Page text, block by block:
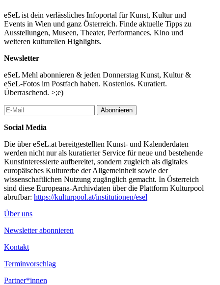
Neugestaltung der Praterstraße 2024 zeichnet 3:0
Landschaftsarchitektur verantwortlich.
Mit: Florian Kaps, Dogenhof; Martin Kohlbauer, Architekt; Ingrid
Lang, Hamakom; Felix Siegrist, Architekt; Lukas Willmann,
Kunstraum am Schauplatz; 3:0 Landschaft sarchitektur
Moderation: Maria Welzig, Az W
Eintrittspreise
Tickets: € 4,60 (vorab im Az W Shop oder vor Ort)
Treffpunkt:
14:45 1020, Praterstraße 15
Reservierung erforderlich:anmeldung@azw.at
...Mehr lesen
eSeL ist dein verlässliches Infoportal für Kunst, Kultur und
Events in Wien und ganz Österreich. Finde aktuelle Tipps zu
Ausstellungen, Museen, Theater, Performances, Kino und
weiteren kulturellen Highlights.
Newsletter
eSeL Mehl abonnieren & jeden Donnerstag Kunst, Kultur &
eSeL-Fotos im Postfach haben. Kostenlos. Kuratiert.
Überraschend. >;e)
Abonnieren
Social Media
Die über eSeL.at bereitgestellten Kunst- und Kalenderdaten
werden nicht nur als kuratierter Service für neue und bestehende
Kunstinteressierte aufbereitet, sondern zugleich als digitales
europäisches Kulturerbe der Allgemeinheit sowie der
wissenschaftlichen Nutzung zugänglich gemacht. In Österreich
sind diese Europeana-Archivdaten über die Plattform Kulturpool
abrufbar: https://kulturpool.at/institutionen/esel
Über uns
Newsletter abonnieren
Kontakt
Terminvorschlag
Partner*innen